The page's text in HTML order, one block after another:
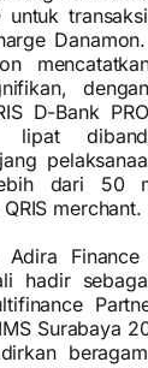
D-Bank
dari 50
merchant.
Adira
hadir
Surabaya